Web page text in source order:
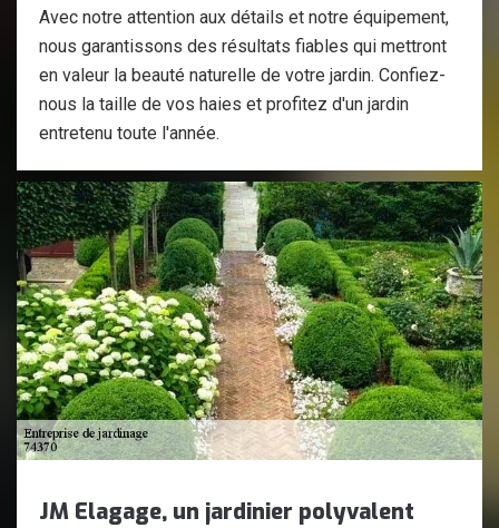
Avec notre attention aux détails et notre équipement,
nous garantissons des résultats fiables qui mettront
en valeur la beauté naturelle de votre jardin. Confiez-
nous la taille de vos haies et profitez d'un jardin
entretenu toute l'année.
JM Elagage, un jardinier polyvalent